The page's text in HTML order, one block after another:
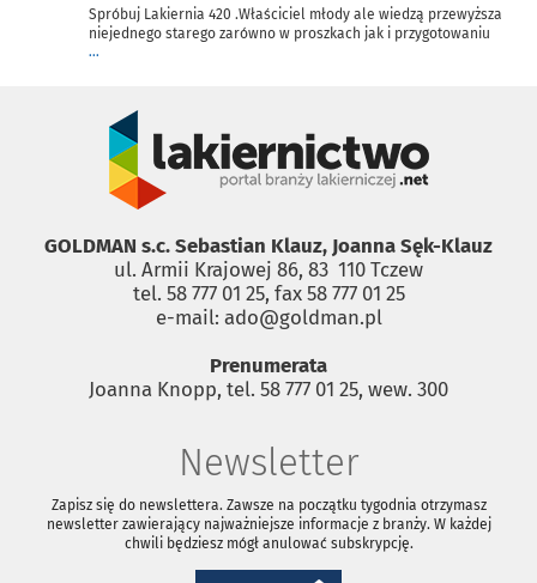
Spróbuj Lakiernia 420 .Właściciel młody ale wiedzą przewyższa
niejednego starego zarówno w proszkach jak i przygotowaniu
...
GOLDMAN s.c. Sebastian Klauz, Joanna Sęk-Klauz
ul. Armii Krajowej 86, 83 ­ 110 Tczew
tel. 58 777 01 25, fax 58 777 01 25
e-mail: ado@goldman.pl
Prenumerata
Joanna Knopp, tel. 58 777 01 25, wew. 300
Newsletter
Zapisz się do newslettera. Zawsze na początku tygodnia otrzymasz
newsletter zawierający najważniejsze informacje z branży. W każdej
chwili będziesz mógł anulować subskrypcję.